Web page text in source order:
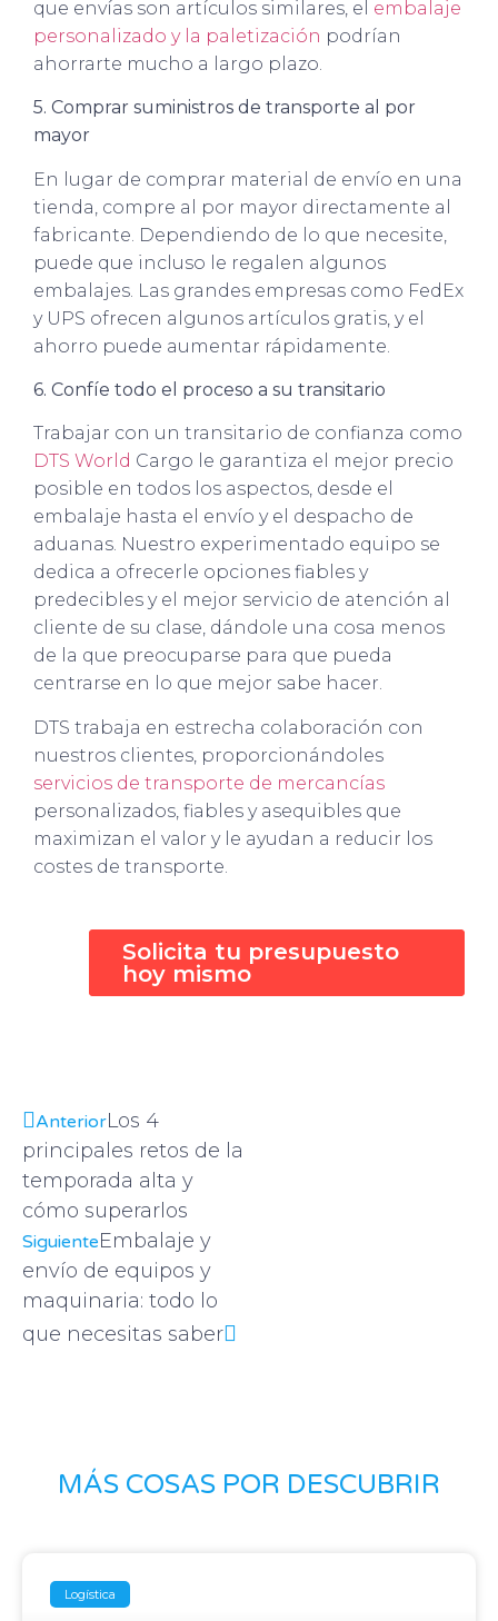
que envías son artículos similares, el embalaje
personalizado y la paletización podrían
ahorrarte mucho a largo plazo.
5. Comprar suministros de transporte al por
mayor
En lugar de comprar material de envío en una
tienda, compre al por mayor directamente al
fabricante. Dependiendo de lo que necesite,
puede que incluso le regalen algunos
embalajes. Las grandes empresas como FedEx
y UPS ofrecen algunos artículos gratis, y el
ahorro puede aumentar rápidamente.
6. Confíe todo el proceso a su transitario
Trabajar con un transitario de confianza como
DTS World Cargo le garantiza el mejor precio
posible en todos los aspectos, desde el
embalaje hasta el envío y el despacho de
aduanas. Nuestro experimentado equipo se
dedica a ofrecerle opciones fiables y
predecibles y el mejor servicio de atención al
cliente de su clase, dándole una cosa menos
de la que preocuparse para que pueda
centrarse en lo que mejor sabe hacer.
DTS trabaja en estrecha colaboración con
nuestros clientes, proporcionándoles
servicios de transporte de mercancías
personalizados, fiables y asequibles que
maximizan el valor y le ayudan a reducir los
costes de transporte.
Solicita tu presupuesto
hoy mismo
AnteriorLos 4
principales retos de la
temporada alta y
cómo superarlos
SiguienteEmbalaje y
envío de equipos y
maquinaria: todo lo
que necesitas saber
MÁS COSAS POR DESCUBRIR
Logística